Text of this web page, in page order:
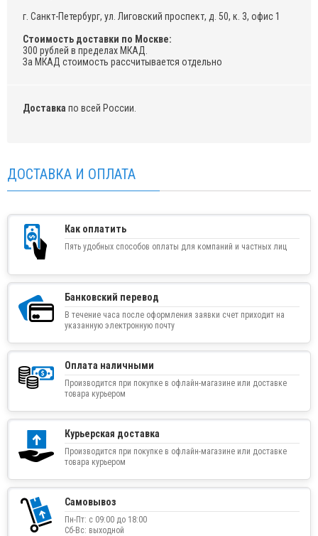
г. Санкт-Петербург, ул. Лиговский проспект, д. 50, к. 3, офис 1
Стоимость доставки по Москве:
300 рублей в пределах МКАД.
За МКАД стоимость рассчитывается отдельно
Доставка по всей России.
ДОСТАВКА И ОПЛАТА
Как оплатить
Пять удобных способов оплаты для компаний и частных лиц
Банковский перевод
В течение часа после оформления заявки счет приходит на
указанную электронную почту
Оплата наличными
Производится при покупке в офлайн-магазине или доставке
товара курьером
Курьерская доставка
Производится при покупке в офлайн-магазине или доставке
товара курьером
Самовывоз
Пн-Пт: с 09:00 до 18:00
Сб-Вс: выходной